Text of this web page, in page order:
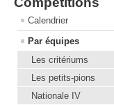
Calendrier
Par équipes
Les critériums
Les petits-pions
Nationale IV